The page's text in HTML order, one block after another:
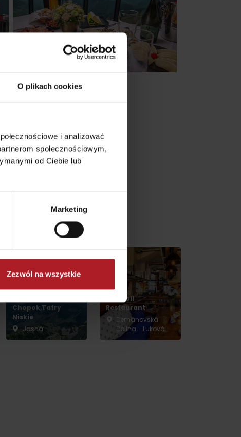
O plikach cookies
i analizować
społecznościowym,
od Ciebie lub
Marketing
Zezwól na wszystkie
w pobliżu:
Chopok,Tatry
Niskie
Jasná
Von Roll
Restaurant
Demänovská
Dolina - Luková